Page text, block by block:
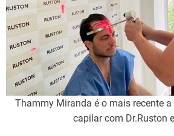
Thammy Miranda é o mais recente
capilar com Dr.Ruston